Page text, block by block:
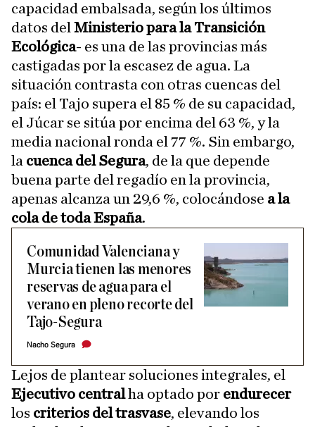
capacidad embalsada, según los últimos
datos del Ministerio para la Transición
Ecológica- es una de las provincias más
castigadas por la escasez de agua. La
situación contrasta con otras cuencas del
país: el Tajo supera el 85 % de su capacidad,
el Júcar se sitúa por encima del 63 %, y la
media nacional ronda el 77 %. Sin embargo,
la cuenca del Segura, de la que depende
buena parte del regadío en la provincia,
apenas alcanza un 29,6 %, colocándose a la
cola de toda España.
Comunidad Valenciana y
Murcia tienen las menores
reservas de agua para el
verano en pleno recorte del
Tajo-Segura
Nacho Segura
Lejos de plantear soluciones integrales, el
Ejecutivo centralha optado por endurecer
los criterios del trasvase, elevando los